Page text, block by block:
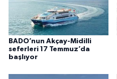
BADO’nun Akçay-Midilli
seferleri 17 Temmuz’da
başlıyor